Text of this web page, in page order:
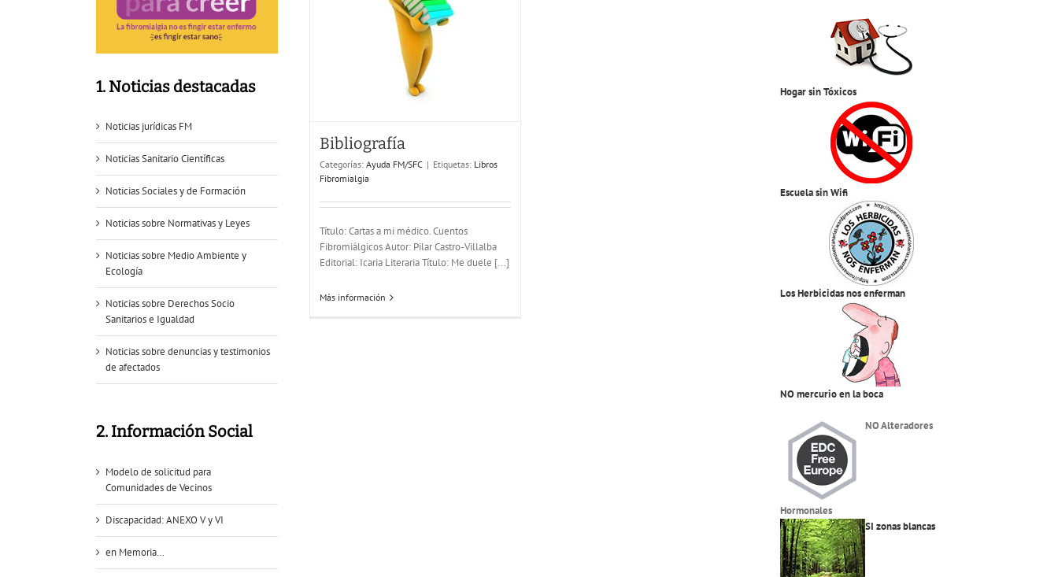
Bibliografía
Categorías: Ayuda FM/SFC | Etiquetas: Libros
Fibromialgia
Título: Cartas a mi médico. Cuentos
Fibromiálgicos Autor: Pilar Castro-Villalba
Editorial: Icaria Literaria Título: Me duele [...]
Más información
1. Noticias destacadas
Noticias jurídicas FM
Noticias Sanitario Científicas
Noticias Sociales y de Formación
Noticias sobre Normativas y Leyes
Noticias sobre Medio Ambiente y
Ecología
Noticias sobre Derechos Socio
Sanitarios e Igualdad
Noticias sobre denuncias y testimonios
de afectados
2. Información Social
Modelo de solicitud para
Comunidades de Vecinos
Discapacidad: ANEXO V y VI
en Memoria…
Hogar sin Tóxicos
Escuela sin Wifi
Los Herbicidas nos enferman
NO mercurio en la boca
NO Alteradores
Hormonales
SI zonas blancas